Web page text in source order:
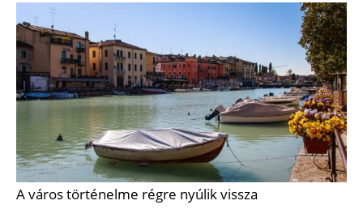
A város történelme régre nyúlik vissza